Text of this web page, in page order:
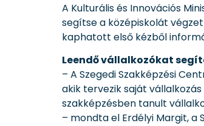
A Kulturális és Innovációs
segítse a középiskolát
kaphatott első kézből
Leendő vállalkozókat
– A Szegedi Szakképzési
akik tervezik saját
szakképzésben tanult
– mondta el Erdélyi Margit, a